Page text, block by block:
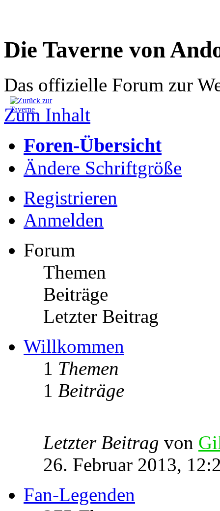
Die Taverne von
Das offizielle Forum zur
Zum Inhalt
Foren-Übersicht
Ändere Schriftgröße
Registrieren
Anmelden
Forum
Themen
Beiträge
Letzter Beitrag
Willkommen
1 Themen
1 Beiträge
Letzter Beitrag von
26. Februar 2013,
Fan-Legenden